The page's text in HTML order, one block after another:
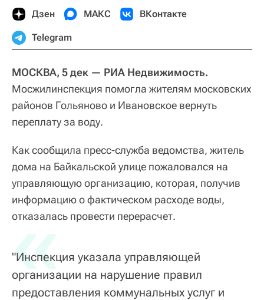
Дзен МАКС ВКонтакте
Telegram
МОСКВА, 5 дек — РИА Недвижимость.
Мосжилинспекция помогла жителям московских
районов Гольяново и Ивановское вернуть
переплату за воду.
Как сообщила пресс-служба ведомства, житель
дома на Байкальской улице пожаловался на
управляющую организацию, которая, получив
информацию о фактическом расходе воды,
отказалась провести перерасчет.
«
"Инспекция указала управляющей
организации на нарушение правил
предоставления коммунальных услуг и